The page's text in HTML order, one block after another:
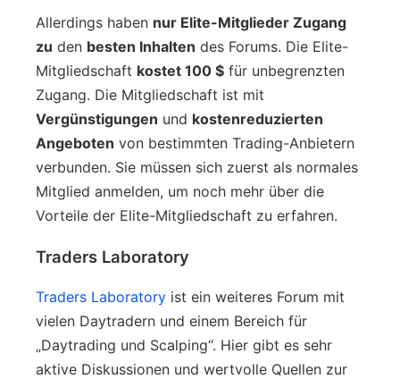
Allerdings haben nur Elite-Mitglieder Zugang
zu den besten Inhalten des Forums. Die Elite-
Mitgliedschaft kostet 100 $ für unbegrenzten
Zugang. Die Mitgliedschaft ist mit
Vergünstigungen und kostenreduzierten
Angeboten von bestimmten Trading-Anbietern
verbunden. Sie müssen sich zuerst als normales
Mitglied anmelden, um noch mehr über die
Vorteile der Elite-Mitgliedschaft zu erfahren.
Traders Laboratory
Traders Laboratory ist ein weiteres Forum mit
vielen Daytradern und einem Bereich für
„Daytrading und Scalping“. Hier gibt es sehr
aktive Diskussionen und wertvolle Quellen zur